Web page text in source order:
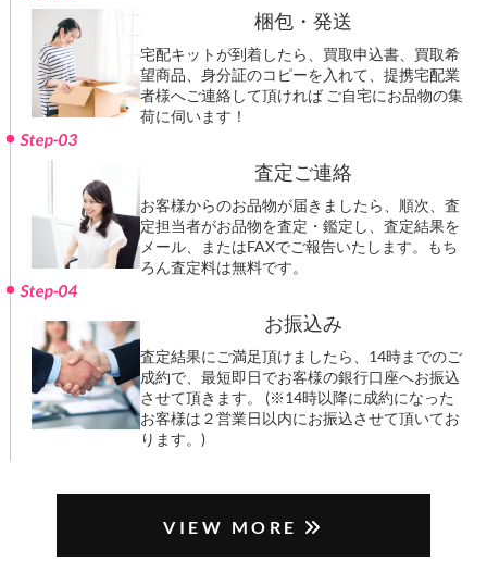
梱包・発送
宅配キットが到着したら、買取申込書、買取希
望商品、身分証のコピーを入れて、提携宅配業
者様へご連絡して頂ければ ご自宅にお品物の集
荷に伺います！
Step-03
査定ご連絡
お客様からのお品物が届きましたら、順次、査
定担当者がお品物を査定・鑑定し、査定結果を
メール、またはFAXでご報告いたします。もち
ろん査定料は無料です。
Step-04
お振込み
査定結果にご満足頂けましたら、14時までのご
成約で、最短即日でお客様の銀行口座へお振込
させて頂きます。 (※14時以降に成約になった
お客様は２営業日以内にお振込させて頂いてお
ります。)
VIEW MORE